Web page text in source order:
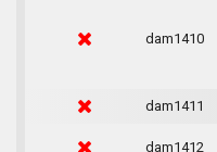
dam1410
dam1411
dam1412